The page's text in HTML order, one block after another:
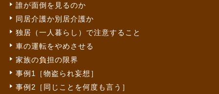
誰が面倒を見るのか
同居介護か別居介護か
独居（一人暮らし）で注意すること
車の運転をやめさせる
家族の負担の限界
事例1［物盗られ妄想］
事例2［同じことを何度も言う］